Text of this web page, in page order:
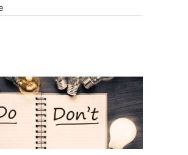
about ข้อควรระวังในการผลิตเสื้อยืดเพื่อเป็นขอ